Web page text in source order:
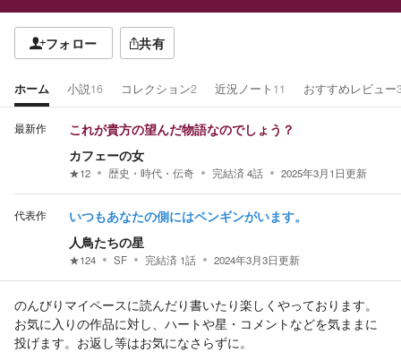
フォロー 共有
ホーム 小説16 コレクション2 近況ノート 11 おすすめレビュー
最新作 これが貴方の望んだ物語なのでしょう？
カフェーの女
★12 歴史・時代・伝奇 完結済4話 2025年3月1日更新
代表作 いつもあなたの側にはペンギンがいます。
人鳥たちの星
★124 SF 完結済 1話 2024年3月3日更新
のんびりマイペースに読んだり書いたり楽しくやっております。
お気に入りの作品に対し、ハートや星・コメントなどを気ままに
投げます。お返し等はお気になさらずに。